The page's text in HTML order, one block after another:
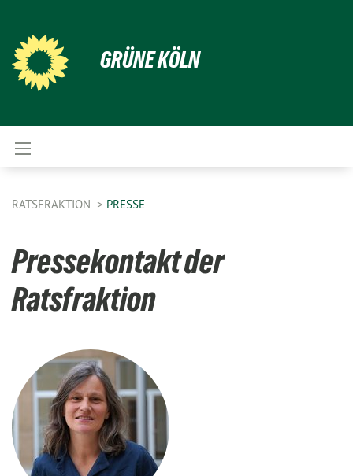
GRÜNE KÖLN
RATSFRAKTION PRESSE
Pressekontakt der
Ratsfraktion